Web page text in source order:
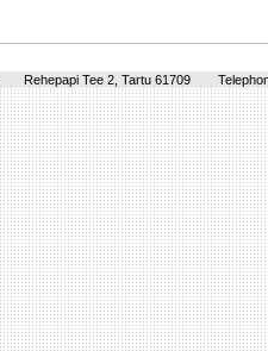
Rehepapi Tee 2, Tartu 61709